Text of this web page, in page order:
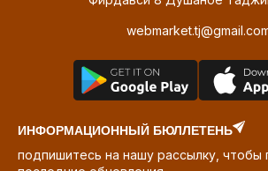
ИНФОРМАЦИОННЫЙ БЮЛЛЕТЕНЬ
подпишитесь на нашу рассылку, чтобы